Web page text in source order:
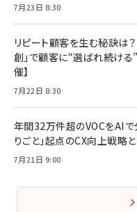
7月23日 8:30
リピート顧客を生む秘訣は？
創」で顧客に“選ばれ続ける
催】
7月22日 8:30
年間32万件超のVOCをAIで
りごと」起点のCX向上戦略
7月21日 9:00